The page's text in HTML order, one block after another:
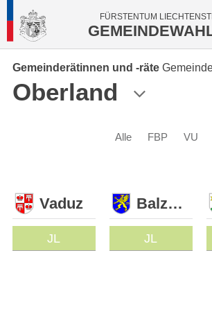
FÜRSTENTUM
Gemeinderätinnen und -räte
Oberland
Alle FBP VU
Vaduz
JL
Balzers
JL